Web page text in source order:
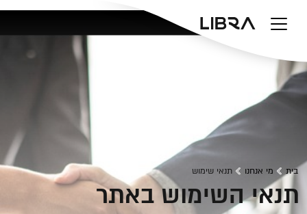
בית מי אנחנו תנאי שימוש
תנאי השימוש באתר